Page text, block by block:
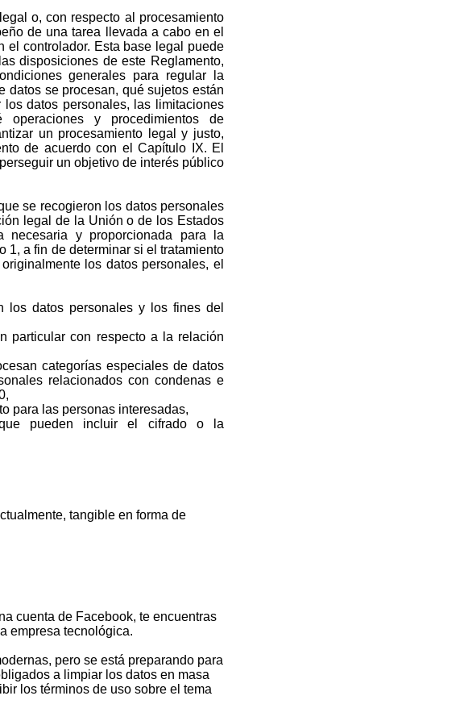
o, con respecto al procesamiento
de una tarea llevada a cabo en el
el controlador. Esta base legal puede
disposiciones de este Reglamento,
generales para regular la
datos se procesan, qué sujetos están
datos personales, las limitaciones
y procedimientos de
un procesamiento legal y justo,
de acuerdo con el Capítulo IX. El
un objetivo de interés público
se recogieron los datos personales
legal de la Unión o de los Estados
necesaria y proporcionada para la
1, a fin de determinar si el tratamiento
los datos personales, el
datos personales y los fines del
particular con respecto a la relación
categorías especiales de datos
relacionados con condenas e
para las personas interesadas,
pueden incluir el cifrado o la
tangible en forma de
cuenta de Facebook, te encuentras
empresa tecnológica.
pero se está preparando para
a limpiar los datos en masa
los términos de uso sobre el tema